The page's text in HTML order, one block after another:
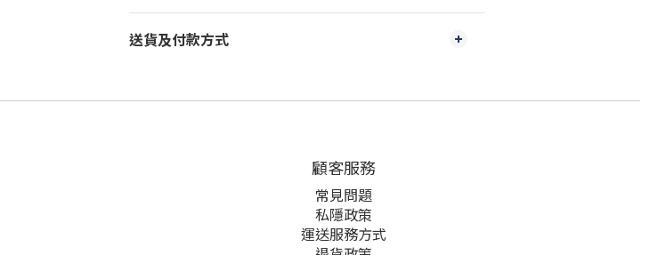
送貨及付款方式
顧客服務
常見問題
私隱政策
運送服務方式